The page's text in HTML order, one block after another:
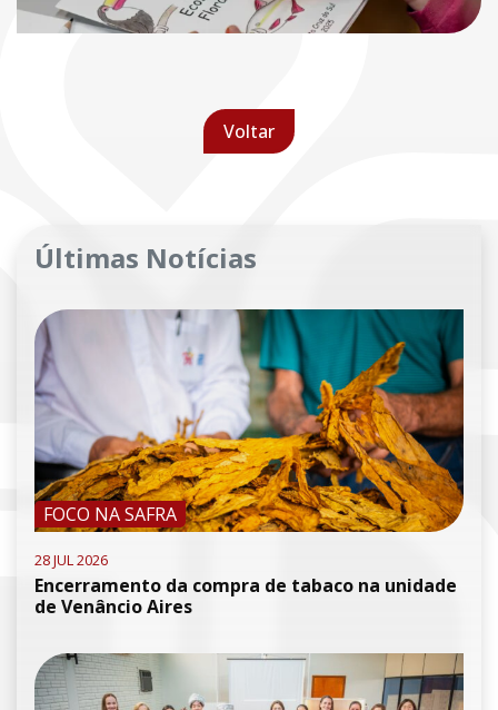
Voltar
Últimas Notícias
FOCO NA SAFRA
28 JUL 2026
Encerramento da compra de tabaco na unidade
de Venâncio Aires